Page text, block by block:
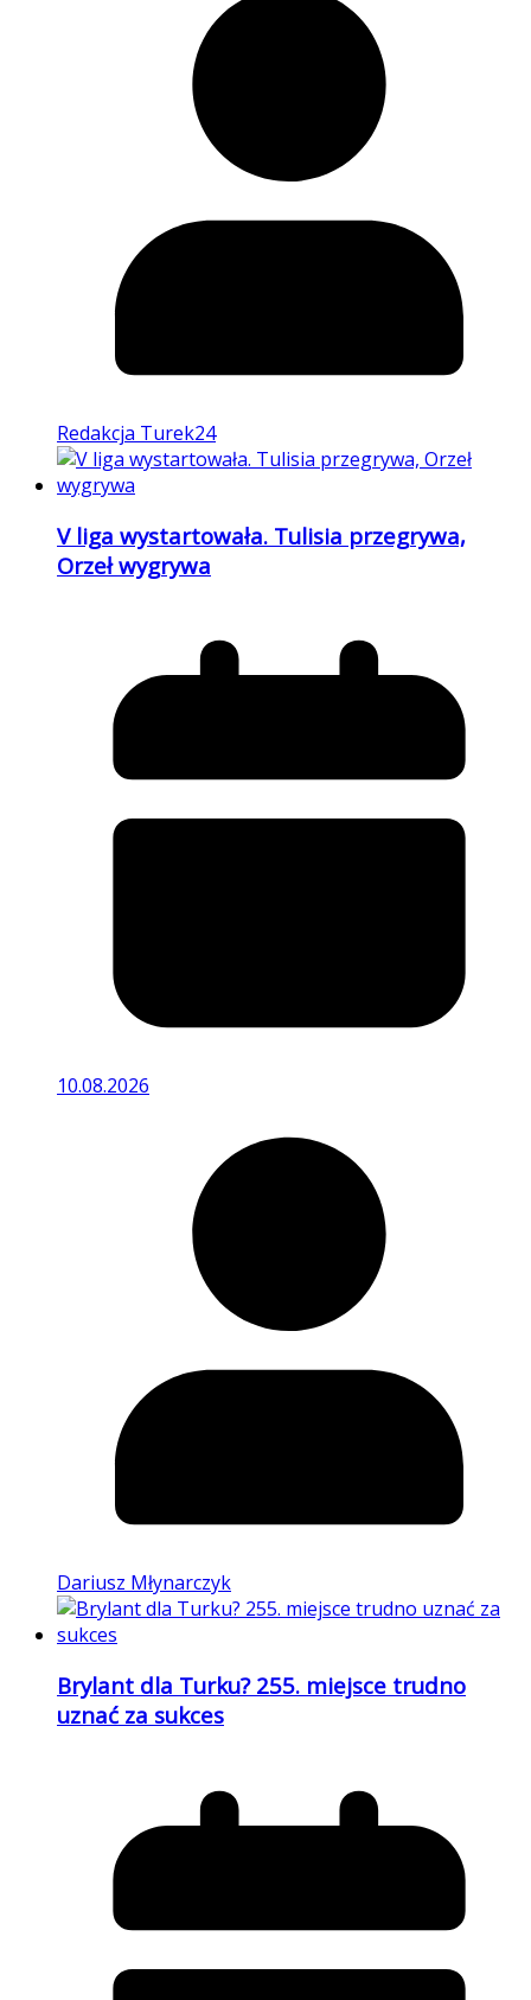
Redakcja Turek24
V liga wystartowała. Tulisia przegrywa,
Orzeł wygrywa
10.08.2026
Dariusz Młynarczyk
Brylant dla Turku? 255. miejsce trudno
uznać za sukces